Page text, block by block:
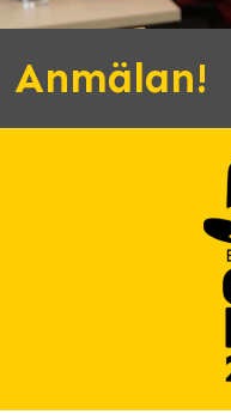
Anmälan!